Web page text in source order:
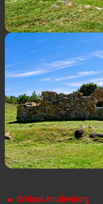
Schloss Amalienborg